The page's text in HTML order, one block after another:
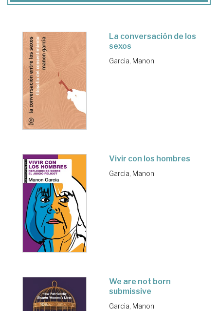
La conversación de los
sexos
Garcia, Manon
Vivir con los hombres
Garcia, Manon
We are not born
submissive
Garcia, Manon